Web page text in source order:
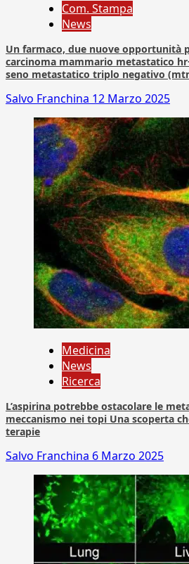
Com. Stampa
News
Un farmaco, due nuove opportunità
carcinoma mammario metastatico
seno metastatico triplo negativo
Salvo Franchina 12 Marzo 2025
Medicina
News
Ricerca
L’aspirina potrebbe ostacolare le
meccanismo nei topi Una scoperta
terapie
Salvo Franchina 6 Marzo 2025